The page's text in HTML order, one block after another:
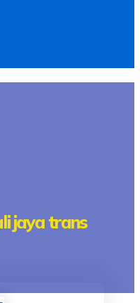
jaya trans